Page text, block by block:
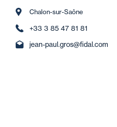
Chalon-sur-Saône
+33 3 85 47 81 81
jean-paul.gros@fidal.com